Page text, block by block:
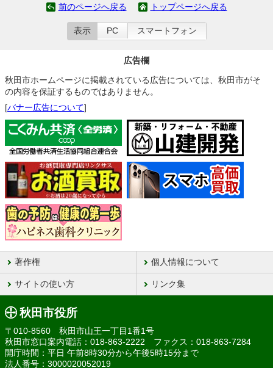
前のページへ戻る トップページへ戻る
表示 PC スマートフォン
広告欄
秋田市ホームページに掲載されている広告については、秋田市がそ
の内容を保証するものではありません。
[バナー広告について]
著作権 個人情報について
サイトの使い方 リンク集
秋田市役所
〒010-8560 秋田市山王一丁目1番1号
秋田市窓口案内電話：018-863-2222 ファクス：018-863-7284
開庁時間：平日 午前8時30分から午後5時15分まで
法人番号：3000020052019